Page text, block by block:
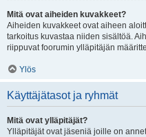
Mitä ovat aiheiden kuvakkeet?
Aiheiden kuvakkeet ovat aiheen
tarkoitus kuvastaa niiden sisältöä.
riippuvat foorumin ylläpitäjän
Ylös
Käyttäjätasot ja ryhmät
Mitä ovat ylläpitäjät?
Ylläpitäjät ovat jäseniä joille on